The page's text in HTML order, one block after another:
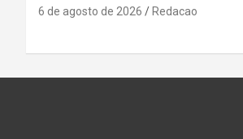
6 de agosto de 2026 Redacao